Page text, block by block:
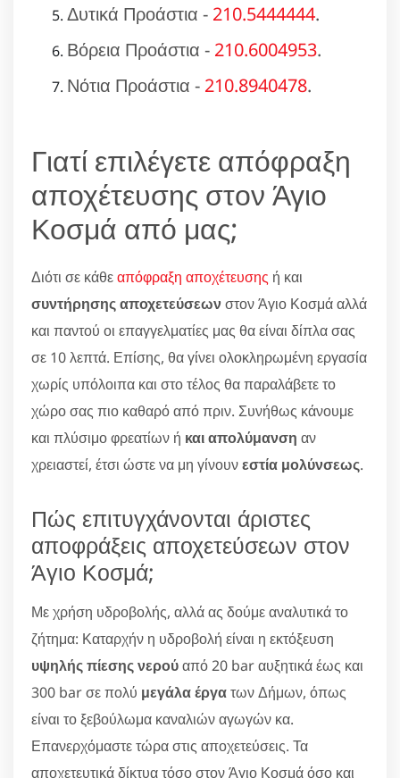
Δυτικά Προάστια - 210.5444444.
Βόρεια Προάστια - 210.6004953.
Νότια Προάστια - 210.8940478.
Γιατί επιλέγετε απόφραξη
αποχέτευσης στον Άγιο
Κοσμά από μας;
Διότι σε κάθεαπόφραξη αποχέτευσης ή και
συντήρησης αποχετεύσεωνστον Άγιο Κοσμά αλλά
και παντού οι επαγγελματίες μας θα είναι δίπλα σας
σε 10 λεπτά. Επίσης, θα γίνει ολοκληρωμένη εργασία
χωρίς υπόλοιπα και στο τέλος θα παραλάβετε το
χώρο σας πιο καθαρό από πριν. Συνήθως κάνουμε
και πλύσιμο φρεατίων ή και απολύμανση αν
χρειαστεί, έτσι ώστε να μη γίνουνεστία μολύνσεως.
Πώς επιτυγχάνονται άριστες
αποφράξεις αποχετεύσεων στον
Άγιο Κοσμά;
Με χρήση υδροβολής, αλλά ας δούμε αναλυτικά το
ζήτημα: Καταρχήν η υδροβολή είναι η εκτόξευση
υψηλής πίεσης νερούαπό 20 bar αυξητικά έως και
300 bar σε πολύ μεγάλα έργατων Δήμων, όπως
είναι το ξεβούλωμα καναλιών αγωγών κα.
Επανερχόμαστε τώρα στις αποχετεύσεις. Τα
αποχετευτικά δίκτυα τόσο στον Άγιο Κοσμά όσο και